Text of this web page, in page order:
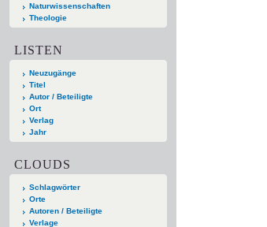
Naturwissenschaften
Theologie
LISTEN
Neuzugänge
Titel
Autor / Beteiligte
Ort
Verlag
Jahr
CLOUDS
Schlagwörter
Orte
Autoren / Beteiligte
Verlage